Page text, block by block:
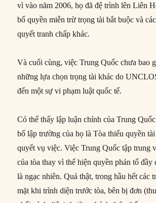
vì vào năm 2006, họ đã đệ trình lên Liên
bố quyền miễn trừ trọng tài bắt buộc và
quyết tranh chấp khác.
Và cuối cùng, việc Trung Quốc chưa bao
những lựa chọn trọng tài khác do
đến một sự vi phạm luật quốc tế.
Có thể thấy lập luận chính của Trung
bố lập trường của họ là Tòa thiếu quyền
quyết vụ việc. Việc Trung Quốc tập trung
của tòa thay vì thể hiện quyền phản tố đầy
là ngạc nhiên. Quả thật, trong hầu hết các
mặt khi trình diện trước tòa, bên bị đơn